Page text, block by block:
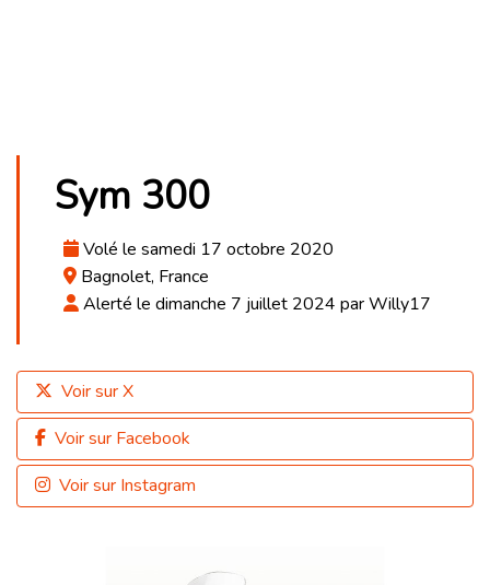
Sym 300
Volé le samedi 17 octobre 2020
Bagnolet, France
Alerté le dimanche 7 juillet 2024 par Willy17
Voir sur X
Voir sur Facebook
Voir sur Instagram